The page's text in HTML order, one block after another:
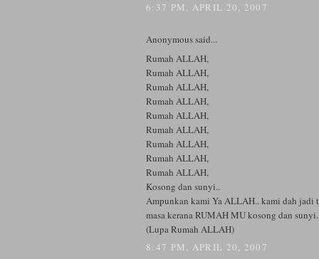
6:37 PM, APRIL 20, 2007
Anonymous said...
Rumah ALLAH,
Rumah ALLAH,
Rumah ALLAH,
Rumah ALLAH,
Rumah ALLAH,
Rumah ALLAH,
Rumah ALLAH,
Rumah ALLAH,
Rumah ALLAH,
Kosong dan sunyi..
Ampunkan kami Ya ALLAH.. kami dah jadi
masa kerana RUMAH MU kosong dan
(Lupa Rumah ALLAH)
8:47 PM, APRIL 20, 2007